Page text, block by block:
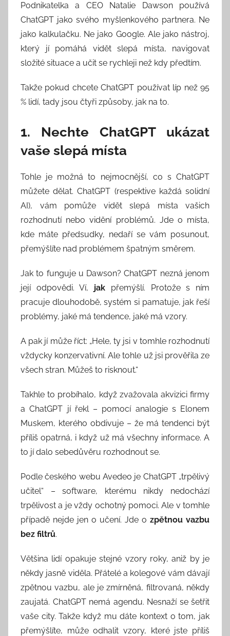
k
A
n
d
T
i
n
Podnikatelka a CEO Natalie Dawson používá
ChatGPT jako svého myšlenkového partnera. Ne
jako kalkulačku. Ne jako Google. Ale jako nástroj,
který jí pomáhá vidět slepá místa, navigovat
složité situace a učit se rychleji než kdy předtím.
Takže pokud chcete ChatGPT používat líp než 95
% lidí, tady jsou čtyři způsoby, jak na to.
1. Nechte ChatGPT ukázat
vaše slepá místa
Tohle je možná to nejmocnější, co s ChatGPT
můžete dělat. ChatGPT (respektive každá solidní
AI), vám pomůže vidět slepá místa vašich
rozhodnutí nebo vidění problémů. Jde o místa,
kde máte předsudky, nedaří se vám posunout,
přemýšlíte nad problémem špatným směrem.
Jak to funguje u Dawson? ChatGPT nezná jenom
její odpovědi. Ví, jak přemýšlí. Protože s ním
pracuje dlouhodobě, systém si pamatuje, jak řeší
problémy, jaké má tendence, jaké má vzory.
A pak jí může říct: „Hele, ty jsi v tomhle rozhodnutí
vždycky konzervativní. Ale tohle už jsi prověřila ze
všech stran. Můžeš to risknout.“
Takhle to probíhalo, když zvažovala akvizici firmy
a ChatGPT jí řekl – pomocí analogie s Elonem
Muskem, kterého obdivuje – že má tendenci být
příliš opatrná, i když už má všechny informace. A
to jí dalo sebedůvěru rozhodnout se.
Podle českého webu Avedeo je ChatGPT „trpělivý
učitel“ – software, kterému nikdy nedochází
trpělivost a je vždy ochotný pomoci. Ale v tomhle
případě nejde jen o učení. Jde o zpětnou vazbu
bez filtrů.
Většina lidí opakuje stejné vzory roky, aniž by je
někdy jasně viděla. Přátelé a kolegové vám dávají
zpětnou vazbu, ale je zmírněná, filtrovaná, někdy
zaujatá. ChatGPT nemá agendu. Nesnaží se šetřit
vaše city. Takže když mu dáte kontext o tom, jak
přemýšlíte, může odhalit vzory, které jste příliš